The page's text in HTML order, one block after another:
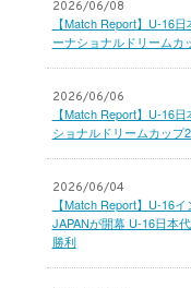
2026/06/08
【Match Report】U-16
ーナショナルドリームカ
2026/06/06
【Match Report】U-16
ショナルドリームカップ
2026/06/04
【Match Report】U-16
JAPANが開幕 U-16日本
勝利